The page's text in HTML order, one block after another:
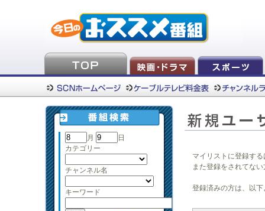
月
日
カテゴリー
チャンネル名
キーワード
マイリストに登録す
また登録をされてな
登録済みの方は、以